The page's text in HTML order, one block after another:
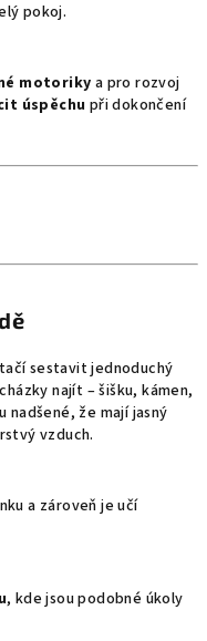
pokoj.
motorikya pro rozvoj
úspěchu při dokončení
sestavit jednoduchý
najít – šišku, kámen,
že mají jasný
vzduch.
a zároveň je učí
, kde jsou podobné úkoly